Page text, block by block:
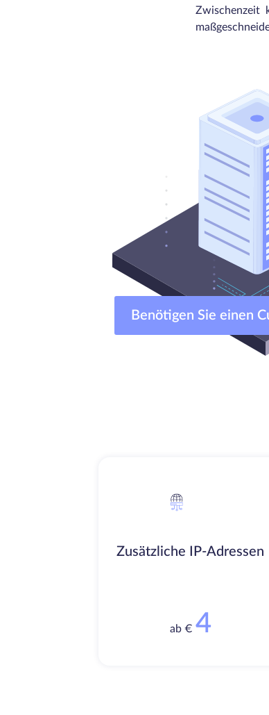
Zwischenzeit
Benötigen Sie einen
Zusätzliche IP-Adressen
ab € 4